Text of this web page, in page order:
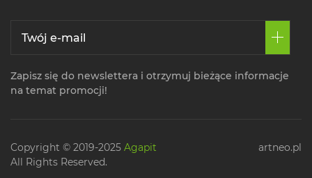
Zapisz się do newslettera i otrzymuj bieżące informacje
na temat promocji!
Copyright © 2019-2025 Agapit
All Rights Reserved.
artneo.pl